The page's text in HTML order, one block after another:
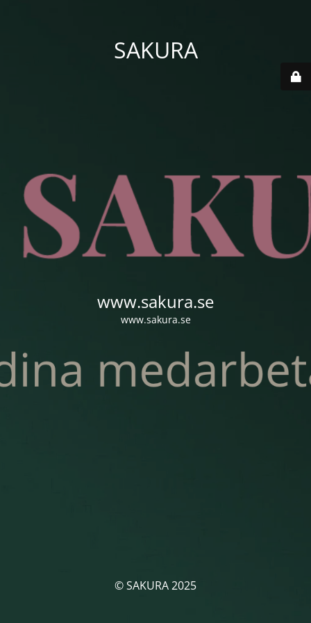
SAKURA
www.sakura.se
www.sakura.se
© SAKURA 2025